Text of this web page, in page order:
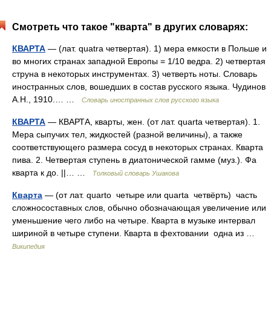
Смотреть что такое "кварта" в других словарях:
КВАРТА — (лат. quatra четвертая). 1) мера емкости в Польше и
во многих странах западной Европы = 1/10 ведра. 2) четвертая
струна в некоторых инструментах. 3) четверть ноты. Словарь
иностранных слов, вошедших в состав русского языка. Чудинов
А.Н., 1910.… …
Словарь иностранных слов русского языка
КВАРТА — КВАРТА, кварты, жен. (от лат. quarta четвертая). 1.
Мера сыпучих тел, жидкостей (разной величины), а также
соответствующего размера сосуд в некоторых странах. Кварта
пива. 2. Четвертая ступень в диатонической гамме (муз.). Фа
кварта к до. ||… …
Толковый словарь Ушакова
Кварта — (от лат. quarto четыре или quarta четвёрть) часть
сложносоставных слов, обычно обозначающая увеличение или
уменьшение чего либо на четыре. Кварта в музыке интервал
шириной в четыре ступени. Кварта в фехтовании одна из …
Википедия